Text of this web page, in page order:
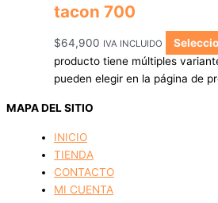
tacon 700
$64,900 IVA INCLUIDO
producto tiene múltiples
pueden elegir en la página de
MAPA DEL SITIO
INICIO
TIENDA
CONTACTO
MI CUENTA